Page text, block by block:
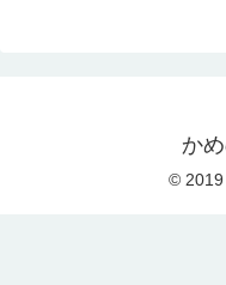
か
© 2019